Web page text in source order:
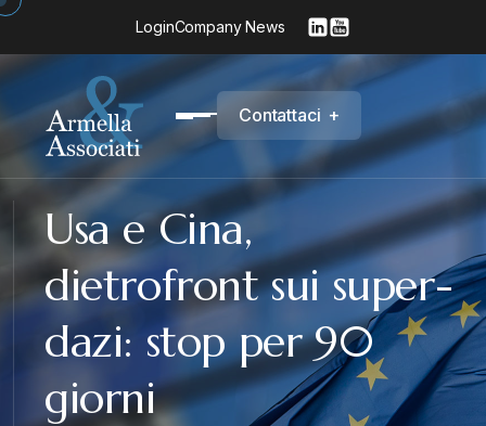
LoginCompany News
Contattaci +
Usa e Cina,
dietrofront sui super-
dazi: stop per 90
giorni